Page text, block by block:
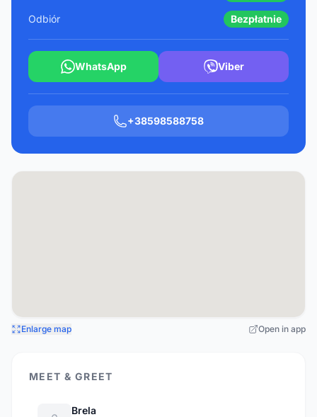
Odbiór Bezpłatnie
WhatsApp Viber
+38598588758
Enlarge map Open in app
MEET & GREET
Brela